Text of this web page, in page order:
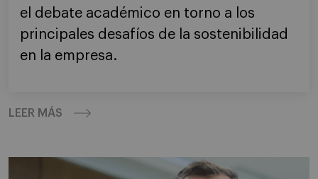
el debate académico en torno a los
principales desafíos de la sostenibilidad
en la empresa.
LEER MÁS